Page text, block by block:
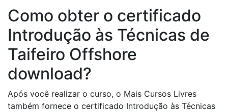
Como obter o certificado
Introdução às Técnicas de
Taifeiro Offshore
download?
Após você realizar o curso, o Mais Cursos Livres
também fornece o certificado Introdução às Técnicas